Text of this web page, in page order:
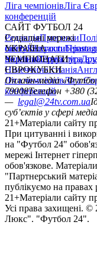
Ліга чемпіонівЛіга
конференцій
САЙТ ФУТБОЛ 24
РедакціяПрогнози
сайтуКонтакти
політикаСтруктура
Соціальні мережі
facebookxyoutube
УКРАЇНА
УкраїнаПерша ліга
ЧЕМПІОНАТИ
НімеччинаІспанія
ЄВРОКУБКИ
Ліга чемпіонівЛіга
конференцій
Онлайн-медіа
79008Телефон +380
— legal@24tv.com.ua
суб’єктів у сфері
21+Матеріали сайту
При цитуванні і
на "Футбол 24"
мережі Інтернет
обов'язкове.
"Партнерський
публікуємо на правах
21+Матеріали сайту
Усi права захищенi. ©
Люкс". "Футбол 24".